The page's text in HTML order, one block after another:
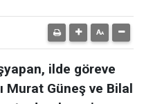
ilde göreve
Murat Güneş ve Bilal